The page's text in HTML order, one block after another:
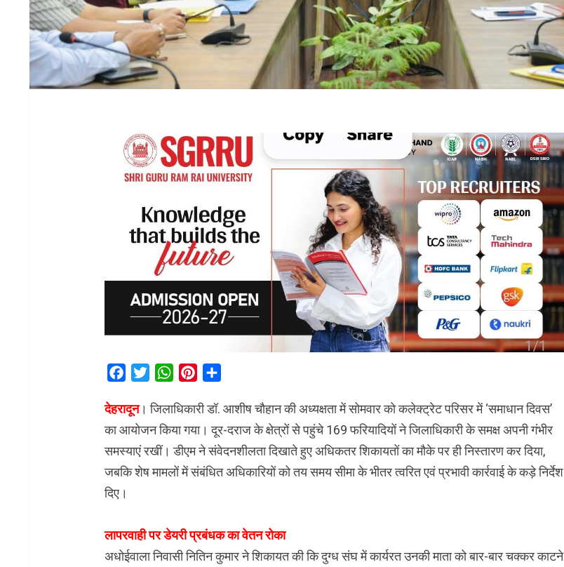
Facebook
TwitterWhatsAppPinterest
देहरादून। जिलाधिकारी डॉ. आशीष चौहान की अध्यक्षता में सोमवार को कलेक्ट्रेट परिसर में ‘समाधान दिवस’
का आयोजन किया गया। दूर-दराज के क्षेत्रों से पहुंचे 169 फरियादियों ने जिलाधिकारी के समक्ष अपनी गंभीर
समस्याएं रखीं। डीएम ने संवेदनशीलता दिखाते हुए अधिकतर शिकायतों का मौके पर ही निस्तारण कर दिया,
जबकि शेष मामलों में संबंधित अधिकारियों को तय समय सीमा के भीतर त्वरित एवं प्रभावी कार्रवाई के कड़े निर्देश
दिए।
लापरवाही पर डेयरी प्रबंधक का वेतन रोका
अधोईवाला निवासी नितिन कुमार ने शिकायत की कि दुग्ध संघ में कार्यरत उनकी माता को बार-बार चक्कर काटने